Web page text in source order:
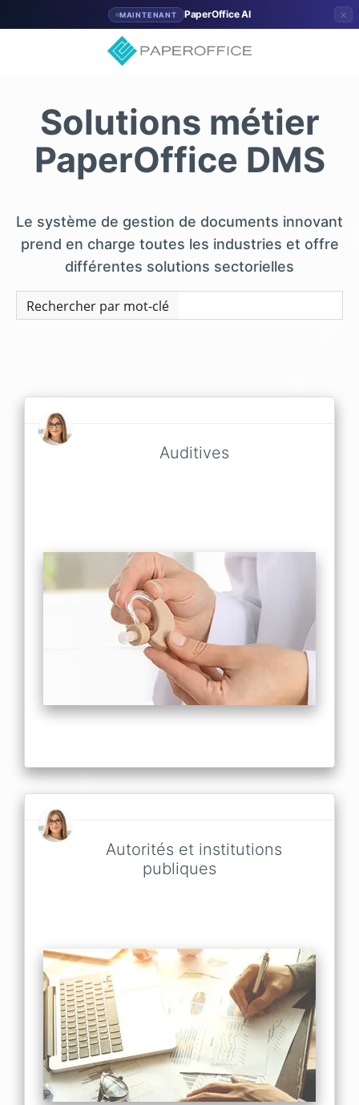
MAINTENANT PaperOffice AI ×
Solutions métier
PaperOffice DMS
Le système de gestion de documents innovant
prend en charge toutes les industries et offre
différentes solutions sectorielles
Rechercher par mot-clé
Auditives
Autorités et institutions
publiques